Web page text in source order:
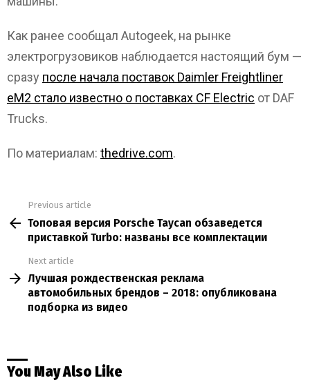
Как ранее сообщал Autogeek, на рынке
электрогрузовиков наблюдается настоящий бум —
сразу после начала поставок Daimler Freightliner
eM2 стало известно о поставках CF Electric от DAF
Trucks.
По материалам: thedrive.com.
more
Previous article
Топовая версия Porsche Taycan обзаведется
приставкой Turbo: названы все комплектации
Next article
Лучшая рождественская реклама
автомобильных брендов – 2018: опубликована
подборка из видео
You May Also Like